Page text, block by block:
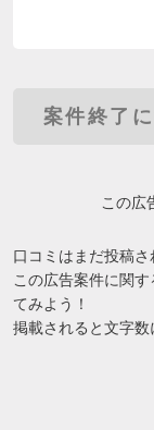
案件終了
この広
口コミはまだ投稿さ
この広告案件に関
てみよう！
掲載されると文字数